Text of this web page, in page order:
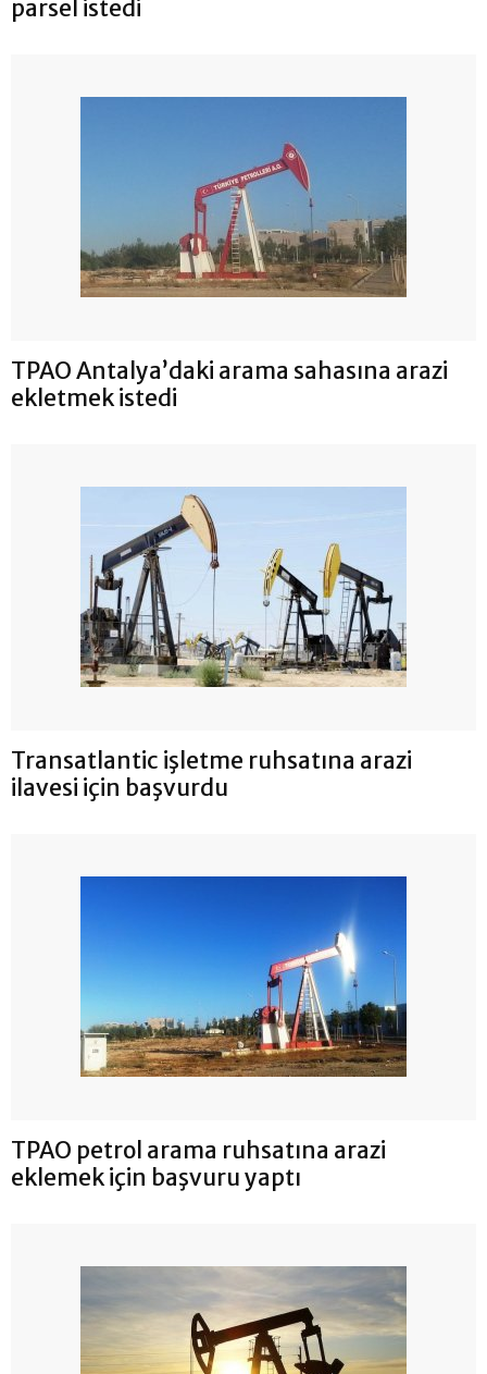
parsel istedi
TPAO Antalya’daki arama sahasına arazi
ekletmek istedi
Transatlantic işletme ruhsatına arazi
ilavesi için başvurdu
TPAO petrol arama ruhsatına arazi
eklemek için başvuru yaptı